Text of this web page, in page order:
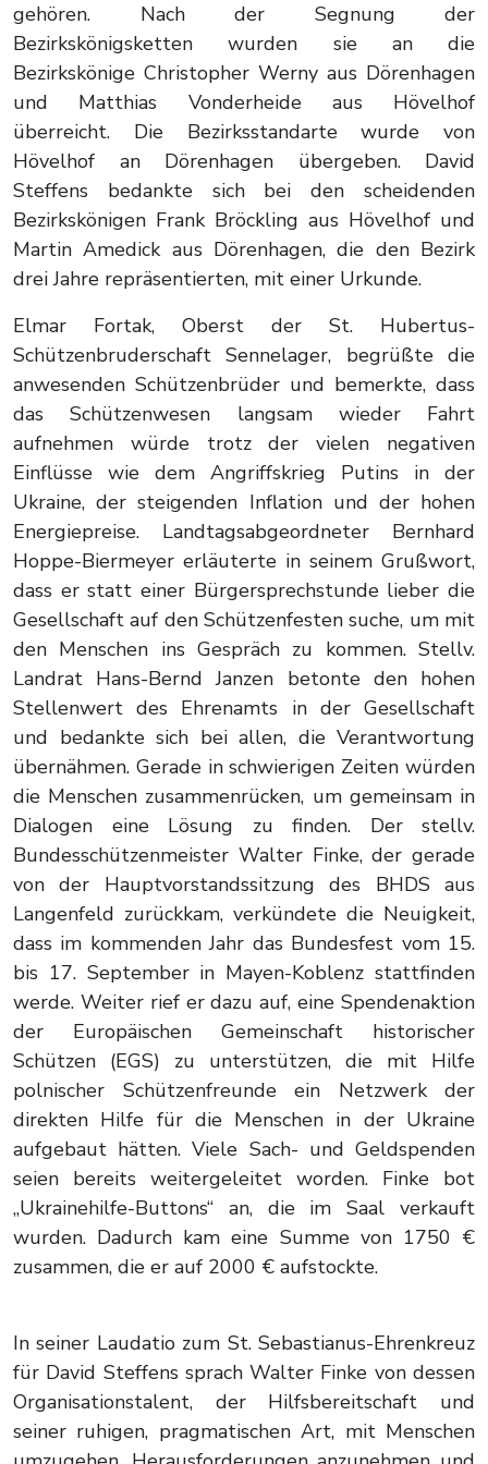
gehören. Nach der Segnung der
Bezirkskönigsketten wurden sie an die
Bezirkskönige Christopher Werny aus Dörenhagen
und Matthias Vonderheide aus Hövelhof
überreicht. Die Bezirksstandarte wurde von
Hövelhof an Dörenhagen übergeben. David
Steffens bedankte sich bei den scheidenden
Bezirkskönigen Frank Bröckling aus Hövelhof und
Martin Amedick aus Dörenhagen, die den Bezirk
drei Jahre repräsentierten, mit einer Urkunde.
Elmar Fortak, Oberst der St. Hubertus-
Schützenbruderschaft Sennelager, begrüßte die
anwesenden Schützenbrüder und bemerkte, dass
das Schützenwesen langsam wieder Fahrt
aufnehmen würde trotz der vielen negativen
Einflüsse wie dem Angriffskrieg Putins in der
Ukraine, der steigenden Inflation und der hohen
Energiepreise. Landtagsabgeordneter Bernhard
Hoppe-Biermeyer erläuterte in seinem Grußwort,
dass er statt einer Bürgersprechstunde lieber die
Gesellschaft auf den Schützenfesten suche, um mit
den Menschen ins Gespräch zu kommen. Stellv.
Landrat Hans-Bernd Janzen betonte den hohen
Stellenwert des Ehrenamts in der Gesellschaft
und bedankte sich bei allen, die Verantwortung
übernähmen. Gerade in schwierigen Zeiten würden
die Menschen zusammenrücken, um gemeinsam in
Dialogen eine Lösung zu finden. Der stellv.
Bundesschützenmeister Walter Finke, der gerade
von der Hauptvorstandssitzung des BHDS aus
Langenfeld zurückkam, verkündete die Neuigkeit,
dass im kommenden Jahr das Bundesfest vom 15.
bis 17. September in Mayen-Koblenz stattfinden
werde. Weiter rief er dazu auf, eine Spendenaktion
der Europäischen Gemeinschaft historischer
Schützen (EGS) zu unterstützen, die mit Hilfe
polnischer Schützenfreunde ein Netzwerk der
direkten Hilfe für die Menschen in der Ukraine
aufgebaut hätten. Viele Sach- und Geldspenden
seien bereits weitergeleitet worden. Finke bot
„Ukrainehilfe-Buttons“ an, die im Saal verkauft
wurden. Dadurch kam eine Summe von 1750 €
zusammen, die er auf 2000 € aufstockte.
In seiner Laudatio zum St. Sebastianus-Ehrenkreuz
für David Steffens sprach Walter Finke von dessen
Organisationstalent, der Hilfsbereitschaft und
seiner ruhigen, pragmatischen Art, mit Menschen